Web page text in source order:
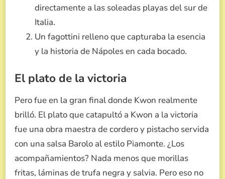
directamente a las soleadas playas del sur de
Italia.
Un fagottini relleno que capturaba la esencia
y la historia de Nápoles en cada bocado.
El plato de la victoria
Pero fue en la gran final donde Kwon realmente
brilló. El plato que catapultó a Kwon a la victoria
fue una obra maestra de cordero y pistacho servida
con una salsa Barolo al estilo Piamonte. ¿Los
acompañamientos? Nada menos que morillas
fritas, láminas de trufa negra y salvia. Pero eso no